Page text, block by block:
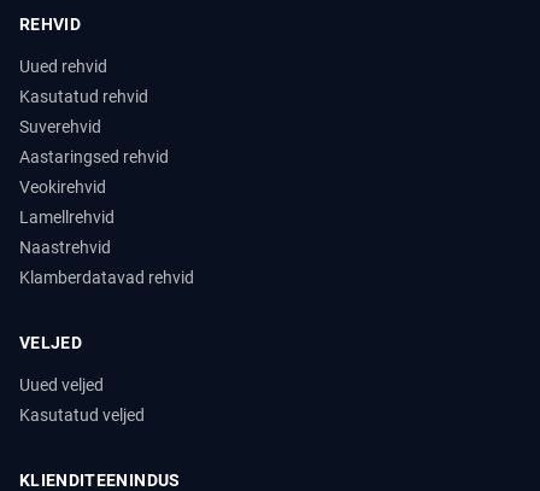
REHVID
Uued rehvid
Kasutatud rehvid
Suverehvid
Aastaringsed rehvid
Veokirehvid
Lamellrehvid
Naastrehvid
Klamberdatavad rehvid
VELJED
Uued veljed
Kasutatud veljed
KLIENDITEENINDUS